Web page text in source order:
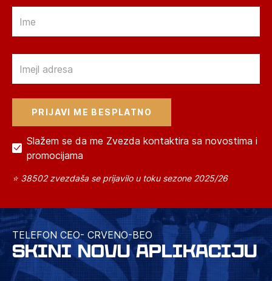
Slažem se da me Zvezda kontaktira sa novostima i
promocijama
⭐ 38502 zvezdaša se prijavilo u toku sezone 2025/26
TELEFON CEO- CRVENO-BEO
SKINI NOVU APLIKACIJU